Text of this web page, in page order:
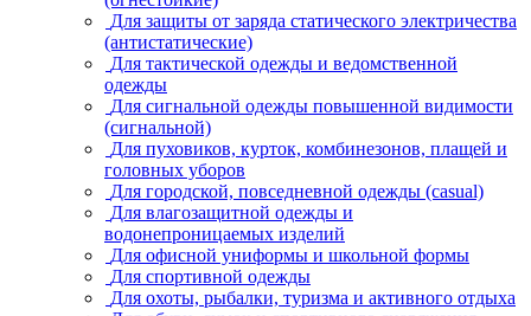
Для защиты от заряда статического электричества
(антистатические)
Для тактической одежды и ведомственной
одежды
Для сигнальной одежды повышенной видимости
(сигнальной)
Для пуховиков, курток, комбинезонов, плащей и
головных уборов
Для городской, повседневной одежды (casual)
Для влагозащитной одежды и
водонепроницаемых изделий
Для офисной униформы и школьной формы
Для спортивной одежды
Для охоты, рыбалки, туризма и активного отдыха